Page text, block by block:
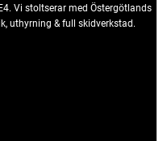
Vi stoltserar med Östergötlands
uthyrning & full skidverkstad.